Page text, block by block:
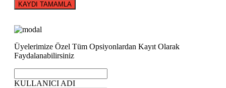
KAYDI TAMAMLA
Üyelerimize Özel Tüm Opsiyonlardan Kayıt Olarak
Faydalanabilirsiniz
KULLANICI ADI